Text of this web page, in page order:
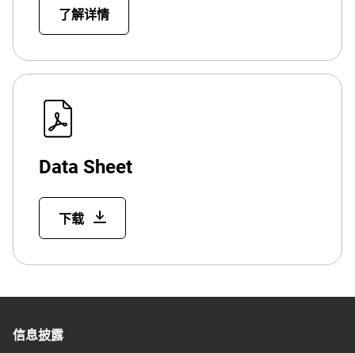
了解详情
Data Sheet
下载
信息披露